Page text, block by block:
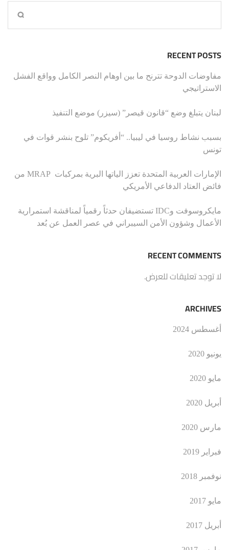
RECENT POSTS
مفاوضات الدوحة تترنح ما بين اوهام النصر الكامل وواقع الفشل
الاستراتيجي
لبنان يتبلغ وضع “قانون قيصر” (سيزر) موضع التنفيذ
بسبب نشاط روسيا في ليبيا.. “أفريكوم” تلوح بنشر قوات في
تونس
الإمارات العربية المتحدة تعزز الياتها البرية بمركبات MRAP من
فائض العتاد الدفاعي الأمريكي
مايكروسوفت وIDC تستضيفان حدثاً رقمياً لمناقشة استمرارية
الأعمال وشؤون الأمن السيبراني في عصر العمل عن بُعد
RECENT COMMENTS
لا توجد تعليقات للعرض.
ARCHIVES
أغسطس 2024
يونيو 2020
مايو 2020
أبريل 2020
مارس 2020
فبراير 2019
نوفمبر 2018
مايو 2017
أبريل 2017